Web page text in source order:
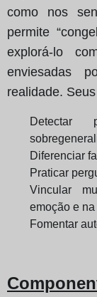
como nos
permite
explorá‑lo
enviesadas
realidade.
Detectar
Diferenciar
Praticar
Vincular
emoção e
Fomentar